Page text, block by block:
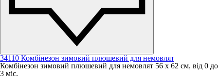
34110 Комбінезон зимовий плюшевий для немовлят
Комбінезон зимовий плюшевий для немовлят 56 х 62 см, від 0 до
3 міс.